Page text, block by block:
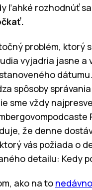
ľahké rozhodnúť
problém, ktorý
vyjadria jasne
spôsoby
sme vždy
že denne
vás požiada o
detailu: Kedy
ako na to nedávno